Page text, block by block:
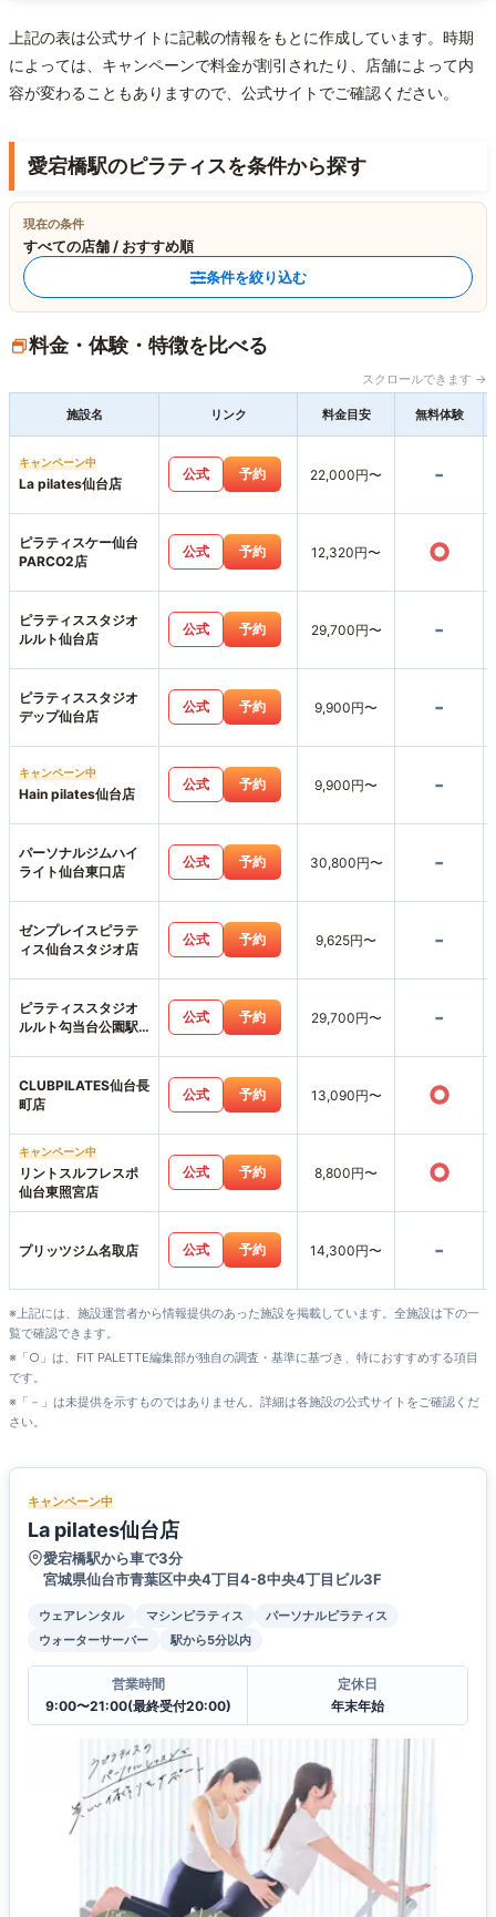
上記の表は公式サイトに記載の情報をもとに作成しています。時期
によっては、キャンペーンで料金が割引されたり、店舗によって内
容が変わることもありますので、公式サイトでご確認ください。
愛宕橋駅のピラティスを条件から探す
現在の条件
すべての店舗 / おすすめ順
条件を絞り込む
料金・体験・特徴を比べる
スクロールできます →
施設名 リンク 料金目安 無料体験
キャンペーン中
La pilates仙台店
公式 予約 22,000円〜 -
ピラティスケー仙台
PARCO2店
公式 予約 12,320円〜 ○
ピラティススタジオ
ルルト仙台店
公式 予約 29,700円〜 -
ピラティススタジオ
デップ仙台店
公式 予約 9,900円〜 -
キャンペーン中
Hain pilates仙台店
公式 予約 9,900円〜 -
パーソナルジムハイ
ライト仙台東口店
公式 予約 30,800円〜 -
ゼンプレイスピラテ
ィス仙台スタジオ店
公式 予約 9,625円〜 -
ピラティススタジオ
ルルト勾当台公園駅
公式 予約 29,700円〜 -
CLUBPILATES仙台長
町店
公式 予約 13,090円〜 ○
キャンペーン中
リントスルフレスポ
仙台東照宮店
公式 予約 8,800円〜 ○
プリッツジム名取店 公式 予約 14,300円〜 -
※上記には、施設運営者から情報提供のあった施設を掲載しています。全施設は下の一
覧で確認できます。
※「○」は、FIT PALETTE編集部が独自の調査・基準に基づき、特におすすめする項目
です。
※「－」は未提供を示すものではありません。詳細は各施設の公式サイトをご確認くだ
さい。
キャンペーン中
La pilates仙台店
愛宕橋駅から車で3分
宮城県仙台市青葉区中央4丁目4-8中央4丁目ビル3F
ウェアレンタル マシンピラティス
パーソナルピラティス
ウォーターサーバー
駅から5分以内
営業時間
9:00〜21:00(最終受付20:00)
定休日
年末年始